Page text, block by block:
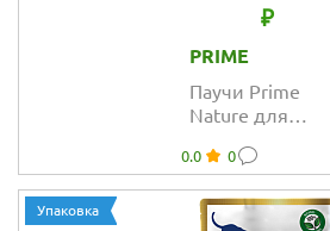
₽
PRIME
Паучи Prime
Nature для
и дорадо в желе
0.0 0
Упаковка